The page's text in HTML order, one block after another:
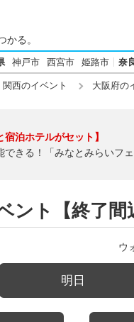
かる。
神戸市 西宮市 姫路市 奈
関西のイベント 大阪府の
宿泊ホテルがセット】
できる！「みなとみらいフ
ント【終了間
ウ
明日